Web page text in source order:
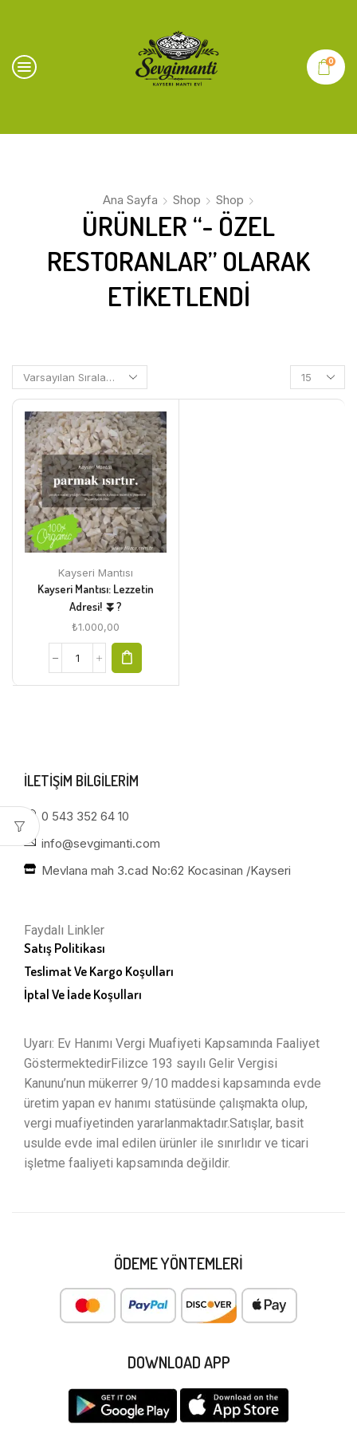
0
Ana Sayfa Shop Shop
ÜRÜNLER “- ÖZEL
RESTORANLAR” OLARAK
ETIKETLENDI
Kayseri Mantısı
Kayseri Mantısı: Lezzetin
Adresi! ⏬?
₺1.000,00
ILETIŞIM BILGILERIM
0 543 352 64 10
info@sevgimanti.com
Mevlana mah 3.cad No:62 Kocasinan /Kayseri
Faydalı Linkler
Satış Politikası
Teslimat Ve Kargo Koşulları
İptal Ve İade Koşulları
Uyarı: Ev Hanımı Vergi Muafiyeti Kapsamında Faaliyet
GöstermektedirFilizce 193 sayılı Gelir Vergisi
Kanunu’nun mükerrer 9/10 maddesi kapsamında evde
üretim yapan ev hanımı statüsünde çalışmakta olup,
vergi muafiyetinden yararlanmaktadır.Satışlar, basit
usulde evde imal edilen ürünler ile sınırlıdır ve ticari
işletme faaliyeti kapsamında değildir.
ÖDEME YÖNTEMLERI
DOWNLOAD APP